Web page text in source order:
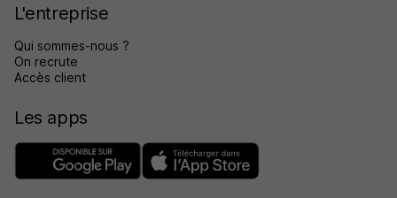
L'entreprise
Qui sommes-nous ?
On recrute
Accès client
Les apps